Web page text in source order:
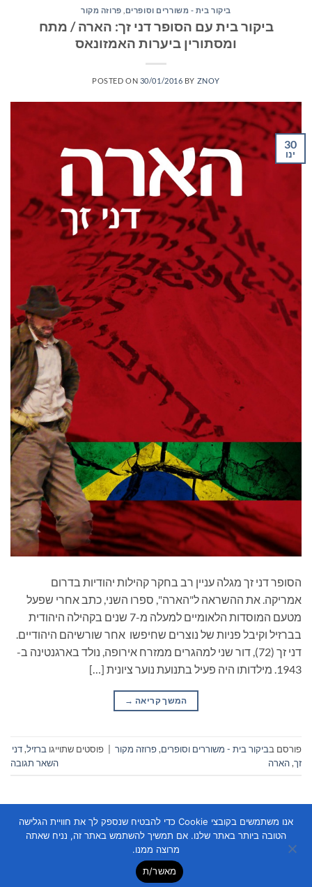
ביקור בית - משוררים וסופרים פרוזה מקור
ביקור בית עם הסופר דני זך: הארה / מתח
ומסתורין ביערות האמזונאס
POSTED ON 30/01/2016 BY ZNOY
30
ינו
הסופר דני זך מגלה עניין רב בחקר קהילות יהודיות בדרום
אמריקה. את ההשראה ל"הארה", ספרו השני, כתב אחרי שפעל
מטעם המוסדות הלאומיים למעלה מ-7 שנים בקהילה היהודית
בברזיל וקיבל פניות של נוצרים שחיפשו אחר שורשיהם היהודיים.
דני זך (72), דור שני למהגרים ממזרח אירופה, נולד בארגנטינה ב-
1943. מילדותו היה פעיל בתנועת נוער ציונית […]
המשך קריאה →
פורסם בביקור בית - משוררים וסופרים,פרוזה מקור | פוסטים שתוייגו ברזיל,דני
זך,הארה השאר תגובה
Copyright 2026 ©Flatsome Theme
אנו משתמשים בקובצי Cookie כדי להבטיח שנספק לך את חוויית הגלישה
הטובה ביותר באתר שלנו. אם תמשיך להשתמש באתר זה, נניח שאתה
מרוצה ממנו.
מאשר/ת